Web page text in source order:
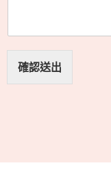
確認送出